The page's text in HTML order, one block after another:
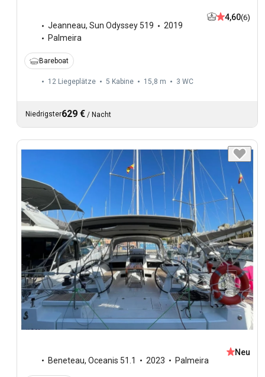
Jeanneau, Sun Odyssey 519
2019
Palmeira
4,60(6)
Bareboat
12 Liegeplätze 5 Kabine 15,8 m 3 WC
Niedrigster629 € / Nacht
Beneteau, Oceanis 51.1 2023 Palmeira
Neu